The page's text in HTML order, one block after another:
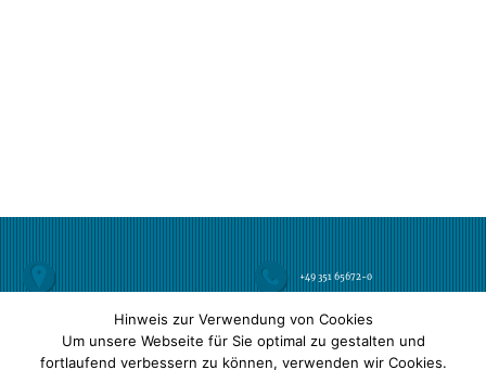
avericon Steuerberatungsgesellschaft mbH
Altmarkt 10 b | 01067 Dresden
Öffnungszeiten:
Mo-Do
Fr
9-16 Uhr
9-12 Uhr
Außerhalb
der
+49 351 65672-0
Hinweis zur Verwendung von Cookies
Um unsere Webseite für Sie optimal zu gestalten und
fortlaufend verbessern zu können, verwenden wir Cookies.